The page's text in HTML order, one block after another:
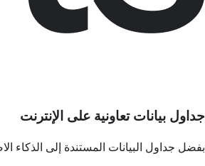
جداول بيانات تعاونية على الإنترنت
بفضل جداول البيانات المستندة إلى الذكاء